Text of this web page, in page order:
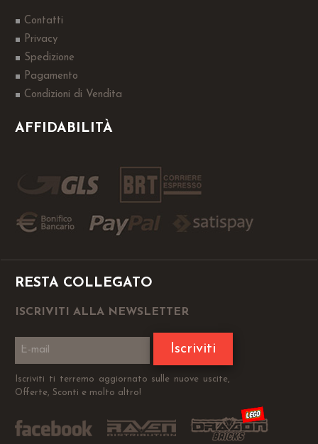
Contatti
Privacy
Spedizione
Pagamento
Condizioni di Vendita
AFFIDABILITÀ
RESTA COLLEGATO
ISCRIVITI ALLA NEWSLETTER
Iscriviti
Iscriviti ti terremo aggiornato sulle nuove uscite,
Offerte, Sconti e molto altro!